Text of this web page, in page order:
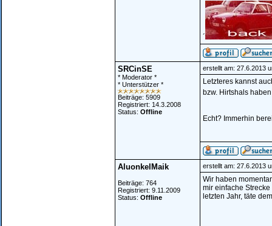
´
SRCinSE
* Moderator *
* Unterstützer *
Beiträge: 5909
Registriert: 14.3.2008
Status: Offline
erstellt am: 27.6.2013
Letzteres kannst
bzw. Hirtshals
Echt? Immerhin
AluonkelMaik
Beiträge: 764
Registriert: 9.11.2009
Status: Offline
erstellt am: 27.6.2013
Wir haben
mir einfache
letzten Jahr, täte